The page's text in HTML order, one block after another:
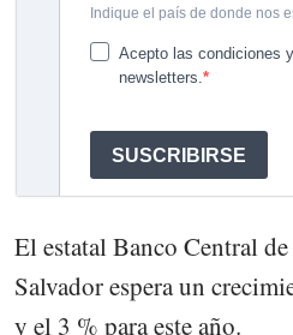
El estatal Banco Central
Salvador espera un
y el 3 % para este año.